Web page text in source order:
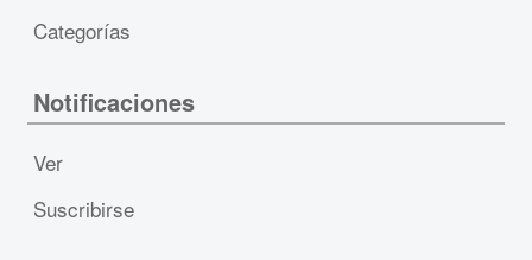
Categorías
Notificaciones
Ver
Suscribirse